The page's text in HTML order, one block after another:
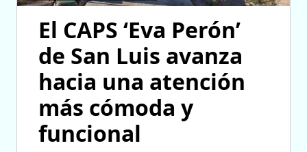
El CAPS ‘Eva Perón’
de San Luis avanza
hacia una atención
más cómoda y
funcional